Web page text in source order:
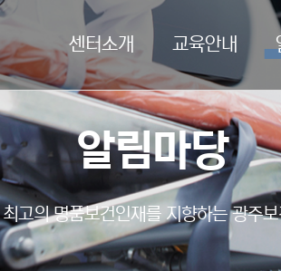
센터소개 교육안내
알림마당
고의 명품보건인재를지향하는 광주보